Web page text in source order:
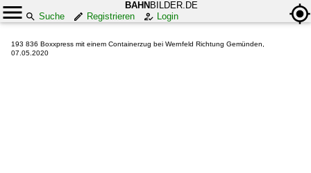
BAHN BILDER.DE
Suche
Registrieren Login
193 836 Boxxpress mit einem Containerzug bei Wernfeld Richtung Gemünden,
07.05.2020